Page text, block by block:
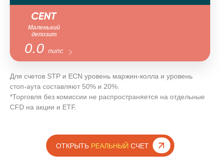
Маленький
депозит
0.0пипс
Для счетов STP и ECN уровень маржин-колла и уровень
стоп-аута составляют 50% и 20%.
*Торговля без комиссии не распространяется на отдельные
CFD на акции и ETF.
ОТКРЫТЬ РЕАЛЬНЫЙ СЧЕТ